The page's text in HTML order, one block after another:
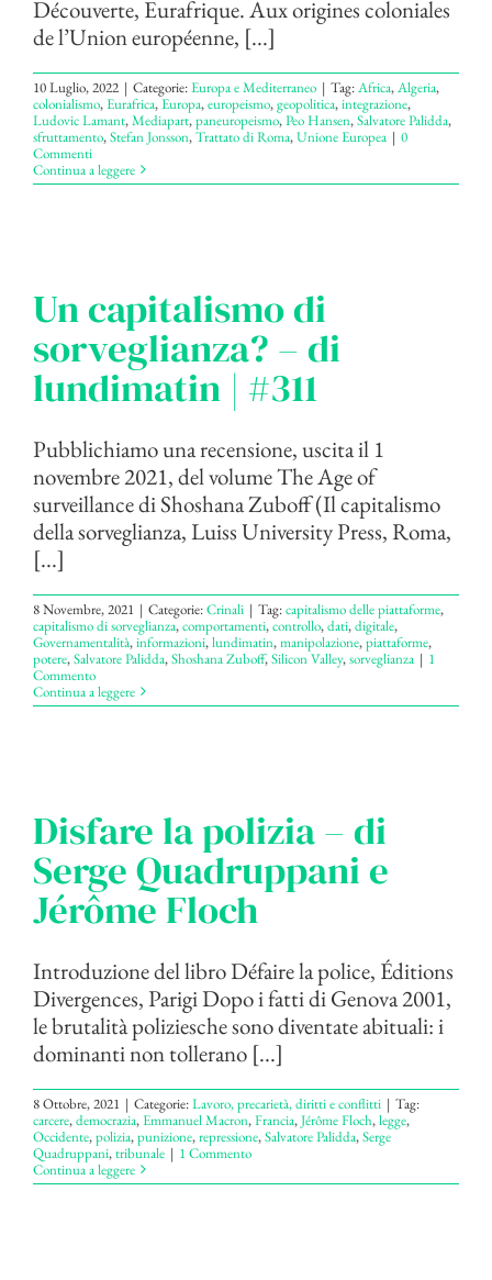
Découverte, Eurafrique. Aux origines coloniales
de l’Union européenne, [...]
10 Luglio, 2022 | Categorie:Europa e Mediterraneo | Tag:Africa,Algeria,
colonialismo,Eurafrica,Europa,europeismo,geopolitica,integrazione,
Ludovic Lamant,Mediapart,paneuropeismo,Peo Hansen,Salvatore Palidda,
sfruttamento,Stefan Jonsson,Trattato di Roma,Unione Europea | 0
Commenti
Continua a leggere
Un capitalismo di
sorveglianza? – di
lundimatin | #311
Pubblichiamo una recensione, uscita il 1
novembre 2021, del volume The Age of
surveillance di Shoshana Zuboff (Il capitalismo
della sorveglianza, Luiss University Press, Roma,
[...]
8 Novembre, 2021 | Categorie:Crinali | Tag:capitalismo delle piattaforme,
capitalismo di sorveglianza,comportamenti,controllo,dati,digitale,
Governamentalità,informazioni,lundimatin,manipolazione,piattaforme,
potere,Salvatore Palidda,Shoshana Zuboff,Silicon Valley,sorveglianza | 1
Commento
Continua a leggere
Disfare la polizia – di
Serge Quadruppani e
Jérôme Floch
Introduzione del libro Défaire la police, Éditions
Divergences, Parigi Dopo i fatti di Genova 2001,
le brutalità poliziesche sono diventate abituali: i
dominanti non tollerano [...]
8 Ottobre, 2021 | Categorie:Lavoro, precarietà, diritti e conflitti | Tag:
carcere,democrazia,Emmanuel Macron,Francia,Jérôme Floch,legge,
Occidente,polizia,punizione,repressione,Salvatore Palidda,Serge
Quadruppani,tribunale | 1 Commento
Continua a leggere